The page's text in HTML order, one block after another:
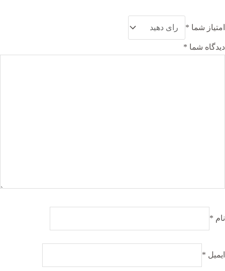
امتیاز شما *
دیدگاه شما *
نام *
ایمیل *